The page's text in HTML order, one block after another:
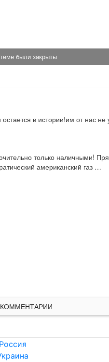
были закрыты
в истории!им от нас
только наличными!
американский газ …
Россия